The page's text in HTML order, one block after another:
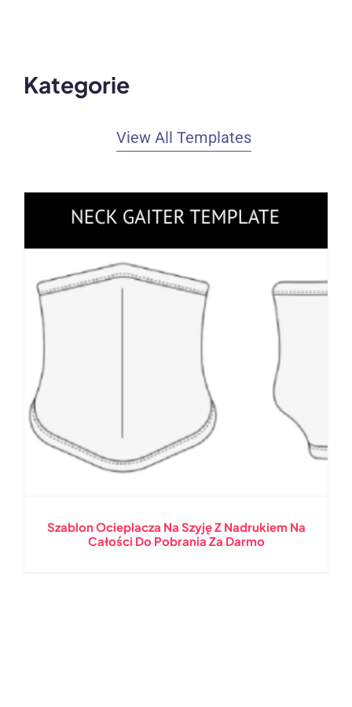
Kategorie
View All Templates
Szablon Ocieplacza Na Szyję Z Nadrukiem Na
Całości Do Pobrania Za Darmo